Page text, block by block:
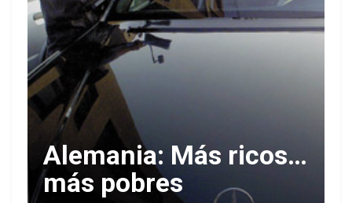
Alemania: Más ricos…
más pobres